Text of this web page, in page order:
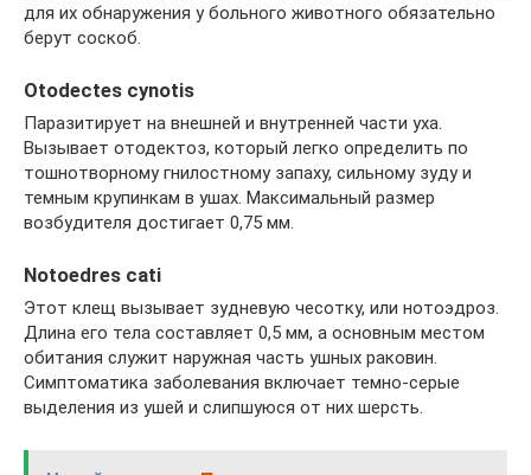
для их обнаружения у больного животного обязательно
берут соскоб.
Otodectes cynotis
Паразитирует на внешней и внутренней части уха.
Вызывает отодектоз, который легко определить по
тошнотворному гнилостному запаху, сильному зуду и
темным крупинкам в ушах. Максимальный размер
возбудителя достигает 0,75 мм.
Notoedres cati
Этот клещ вызывает зудневую чесотку, или нотоэдроз.
Длина его тела составляет 0,5 мм, а основным местом
обитания служит наружная часть ушных раковин.
Симптоматика заболевания включает темно-серые
выделения из ушей и слипшуюся от них шерсть.